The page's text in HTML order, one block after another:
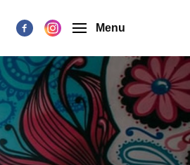
Menu